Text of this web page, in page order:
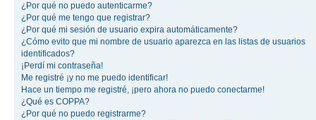
¿Por qué no puedo autenticarme?
¿Por qué me tengo que registrar?
¿Por qué mi sesión de usuario expira automáticamente?
¿Cómo evito que mi nombre de usuario aparezca en las listas de usuarios
identificados?
¡Perdí mi contraseña!
Me registré ¡y no me puedo identificar!
Hace un tiempo me registré, ¡pero ahora no puedo conectarme!
¿Qué es COPPA?
¿Por qué no puedo registrarme?